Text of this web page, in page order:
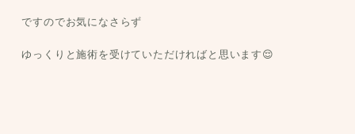
ですのでお気になさらず
ゆっくりと施術を受けていただければと思います😌